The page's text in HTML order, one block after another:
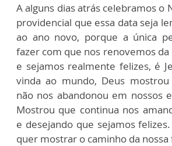
A alguns dias atrás celebramos o
providencial que essa data seja
ao ano novo, porque a única
fazer com que nos renovemos
e sejamos realmente felizes, é
vinda ao mundo, Deus
não nos abandonou em nossos
Mostrou que continua nos
e desejando que sejamos felizes.
quer mostrar o caminho da nossa